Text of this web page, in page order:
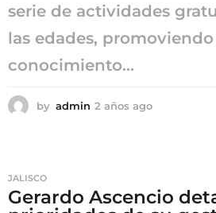
serie de actividades
las edades,
conocimiento...
by admin 2 años ago
g
JALISCO
Gerardo Ascencio